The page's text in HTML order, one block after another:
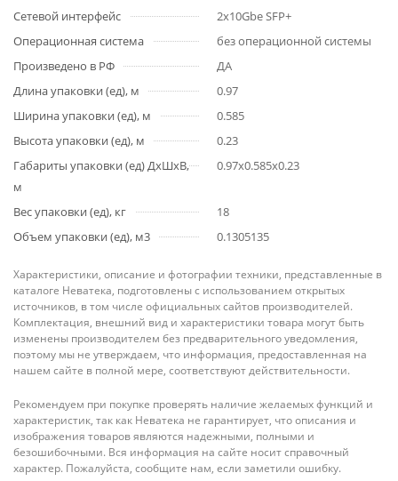
Сетевой интерфейс
2x10Gbe SFP+
Операционная система
без операционной системы
Произведено в РФ
ДА
Длина упаковки (ед), м
0.97
Ширина упаковки (ед), м
0.585
Высота упаковки (ед), м
0.23
Габариты упаковки (ед) ДхШхВ,
м
0.97x0.585x0.23
Вес упаковки (ед), кг
18
Объем упаковки (ед), м3
0.1305135
Характеристики, описание и фотографии техники, представленные в
каталоге Неватека, подготовлены с использованием открытых
источников, в том числе официальных сайтов производителей.
Комплектация, внешний вид и характеристики товара могут быть
изменены производителем без предварительного уведомления,
поэтому мы не утверждаем, что информация, предоставленная на
нашем сайте в полной мере, соответствуют действительности.
Рекомендуем при покупке проверять наличие желаемых функций и
характеристик, так как Неватека не гарантирует, что описания и
изображения товаров являются надежными, полными и
безошибочными. Вся информация на сайте носит справочный
характер. Пожалуйста, сообщите нам, если заметили ошибку.